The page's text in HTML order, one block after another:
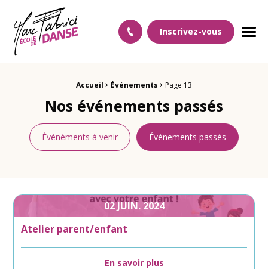
Ecole Danse Mulhouse Ecole de danse à Mulhouse
Inscrivez-vous
Accueil › Événements › Page 13
Nos événements passés
Événéments à venir Événements passés
02JUIN.2024
Atelier parent/enfant
En savoir plus